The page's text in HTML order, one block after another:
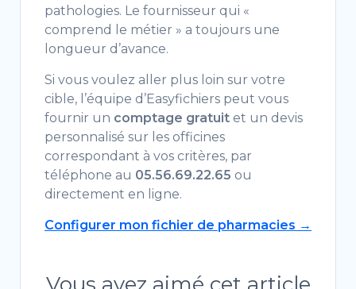
pathologies. Le fournisseur qui «
comprend le métier » a toujours une
longueur d’avance.
Si vous voulez aller plus loin sur votre
cible, l’équipe d’Easyfichiers peut vous
fournir un comptage gratuit et un devis
personnalisé sur les officines
correspondant à vos critères, par
téléphone au 05.56.69.22.65 ou
directement en ligne.
Configurer mon fichier de pharmacies →
Vous avez aimé cet article